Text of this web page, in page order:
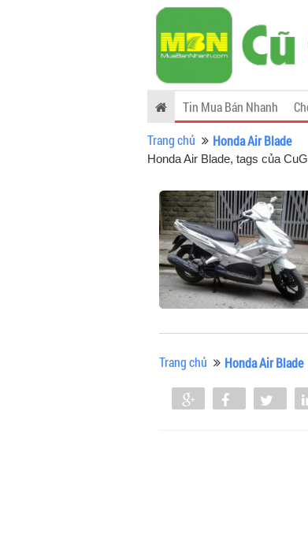
Tin Mua Bán Nhanh
Trang chủ
Honda Air Blade
Honda Air Blade, tags của
Trang chủ Honda Air Blade
Share Share